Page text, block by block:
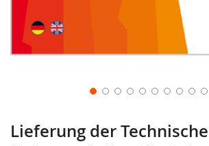
Lieferung der